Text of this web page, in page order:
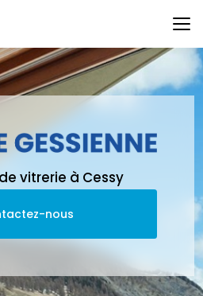
vitrerie à Cessy
nous